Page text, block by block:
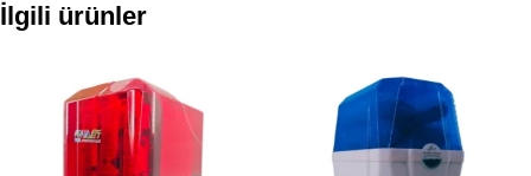
İlgili ürünler